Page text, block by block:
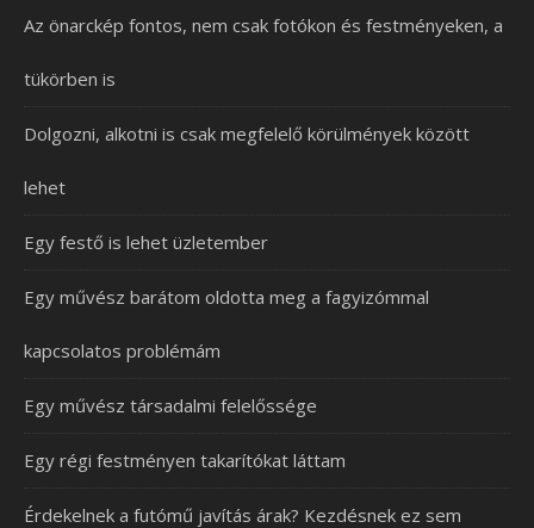
Az önarckép fontos, nem csak fotókon és festményeken, a
tükörben is
Dolgozni, alkotni is csak megfelelő körülmények között
lehet
Egy festő is lehet üzletember
Egy művész barátom oldotta meg a fagyizómmal
kapcsolatos problémám
Egy művész társadalmi felelőssége
Egy régi festményen takarítókat láttam
Érdekelnek a futómű javítás árak? Kezdésnek ez sem